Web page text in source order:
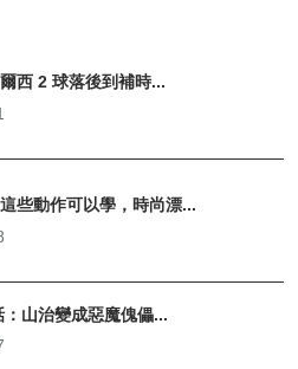
西 2 球落後到補時...
些動作可以學，時尚漂...
山治變成惡魔傀儡...